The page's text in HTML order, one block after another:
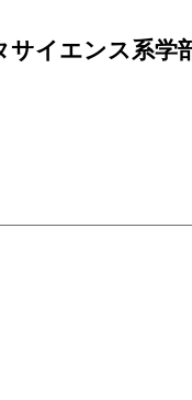
サイエンス系学